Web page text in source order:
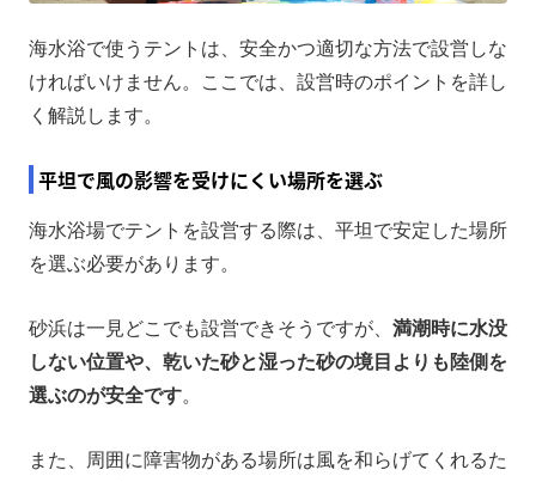
海水浴で使うテントは、安全かつ適切な方法で設営しな
ければいけません。ここでは、設営時のポイントを詳し
く解説します。
平坦で風の影響を受けにくい場所を選ぶ
海水浴場でテントを設営する際は、平坦で安定した場所
を選ぶ必要があります。
砂浜は一見どこでも設営できそうですが、 満潮時に水没
しない位置や、乾いた砂と湿った砂の境目よりも陸側を
選ぶのが安全です。
また、周囲に障害物がある場所は風を和らげてくれるた